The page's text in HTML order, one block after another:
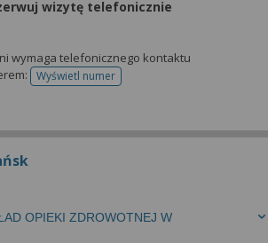
wizytę telefonicznie
wymaga telefonicznego kontaktu
Wyświetl numertelefonu do rejestracji
OPIEKI ZDROWOTNEJ W